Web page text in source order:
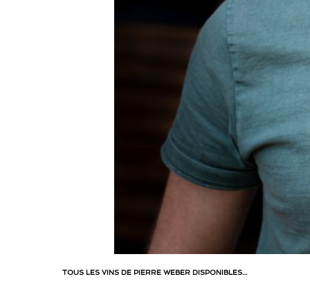
TOUS LES VINS DE PIERRE WEBER DISPONIBLES…